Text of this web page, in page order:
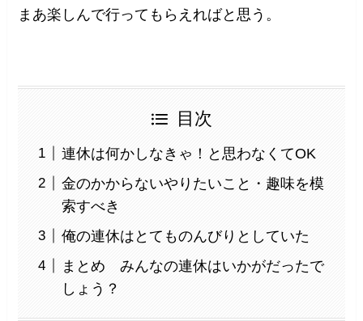
まあ楽しんで行ってもらえればと思う。
目次
連休は何かしなきゃ！と思わなくてOK
金のかからないやりたいこと・趣味を模
索すべき
俺の連休はとてものんびりとしていた
まとめ みんなの連休はいかがだったで
しょう？